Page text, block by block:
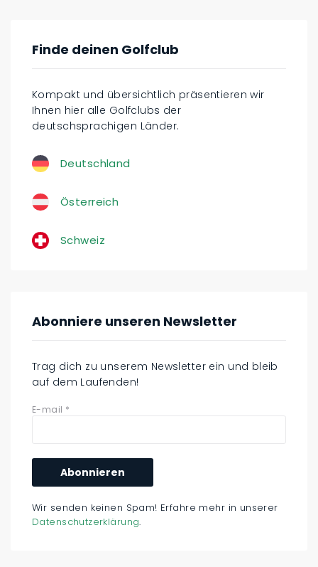
Finde deinen Golfclub
Kompakt und übersichtlich präsentieren wir
Ihnen hier alle Golfclubs der
deutschsprachigen Länder.
Deutschland
Österreich
Schweiz
Abonniere unseren Newsletter
Trag dich zu unserem Newsletter ein und bleib
auf dem Laufenden!
E-mail *
Wir senden keinen Spam! Erfahre mehr in unserer
Datenschutzerklärung.